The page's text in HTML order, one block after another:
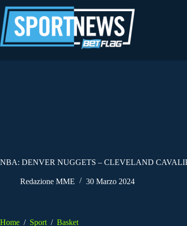
al
contenuto
NBA: DENVER NUGGETS – CLEVELAND
Redazione MME 30 Marzo 2024
Home / Sport / Basket